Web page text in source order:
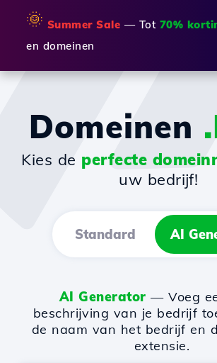
🌞 Summer Sale — Tot 70%
en domeinen
Domeinen
Kies de perfecte
uw bedrijf!
Standard AI
AI Generator — Voeg
beschrijving van je bedrijf
de naam van het bedrijf en
extensie.